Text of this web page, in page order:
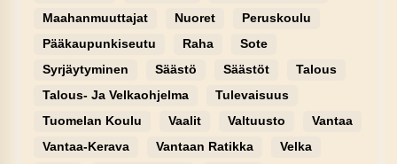
Maahanmuuttajat
Nuoret
Peruskoulu
Pääkaupunkiseutu
Raha
Sote
Syrjäytyminen
Säästö Säästöt
Talous
Talous- Ja Velkaohjelma
Tulevaisuus
Tuomelan Koulu
Vaalit Valtuusto
Vantaa
Vantaa-Kerava
Vantaan Ratikka
Velka